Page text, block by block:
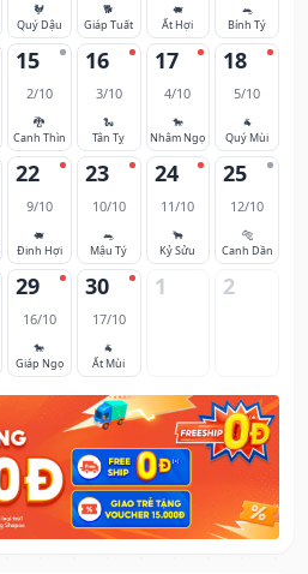
🐓
Quý Dậu
🐕
Giáp Tuất
🐖
Ất Hợi
🐀
Bính Tý
15
2/10
🐉
Canh Thìn
16
3/10
🐍
Tân Tỵ
17
4/10
🐎
Nhâm Ngọ
18
5/10
🐐
Quý Mùi
22
9/10
🐖
Đinh Hợi
23
10/10
🐀
Mậu Tý
24
11/10
🐂
Kỷ Sửu
25
12/10
🐅
Canh Dần
29
16/10
🐎
Giáp Ngọ
30
17/10
🐐
Ất Mùi
1 2